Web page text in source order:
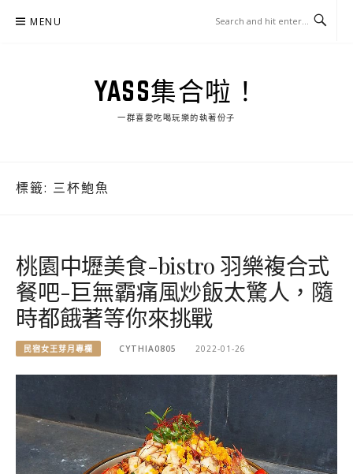
MENU
YASS集合啦！
一群喜愛吃喝玩樂的執著份子
標籤: 三杯鮑魚
桃園中壢美食-bistro 羽樂複合式
餐吧-巨無霸痛風炒飯太驚人，隨
時都餓著等你來挑戰
民宿女王芽月專欄 CYTHIA0805 2022-01-26